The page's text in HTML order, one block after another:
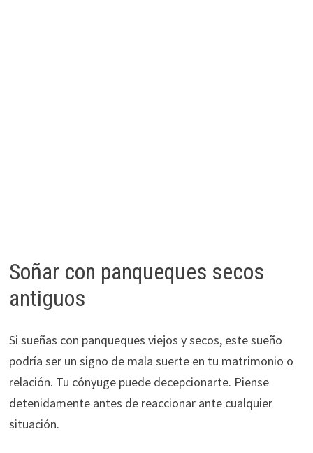
Soñar con panqueques secos
antiguos
Si sueñas con panqueques viejos y secos, este sueño
podría ser un signo de mala suerte en tu matrimonio o
relación. Tu cónyuge puede decepcionarte. Piense
detenidamente antes de reaccionar ante cualquier
situación.